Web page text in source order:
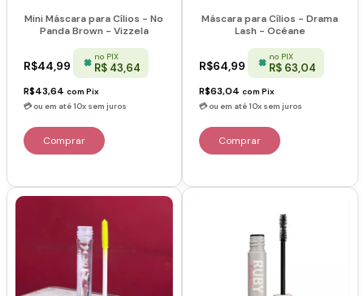
Mini Máscara para Cílios - No
Panda Brown - Vizzela
R$44,99
no PIX
R$ 43,64
R$43,64 com Pix
Máscara para Cílios - Drama
Lash - Océane
R$64,99
no PIX
R$ 63,04
R$63,04 com Pix